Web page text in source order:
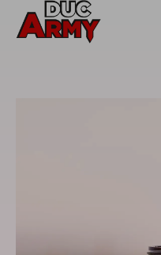
Panneau de gestion des cookies